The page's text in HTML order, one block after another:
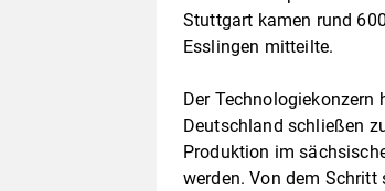
Stuttgart kamen rund
Esslingen mitteilte.
Der Technologiekonzern
Deutschland schließen
Produktion im
werden. Von dem